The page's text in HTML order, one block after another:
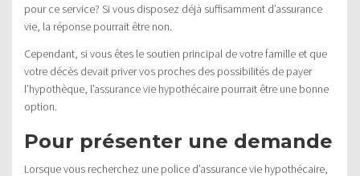
pour ce service? Si vous disposez déjà suffisamment d’assurance
vie, la réponse pourrait être non.
Cependant, si vous êtes le soutien principal de votre famille et que
votre décès devait priver vos proches des possibilités de payer
l’hypothèque, l’assurance vie hypothécaire pourrait être une bonne
option.
Pour présenter une demande
Lorsque vous recherchez une police d’assurance vie hypothécaire,